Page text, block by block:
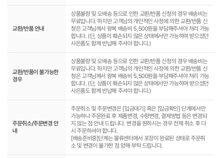
교환/반품 안내
상품불량 및 오배송 등으로 인한 교환/반품 신청의 경우 배송비는
무료입니다. 하지만 고객님의 개인적인 사정에 의한 교환/반품 신
청은 고객님께서 왕복 배송비 5,500원을 부담해주셔야 처리 가능
합니다. (단, 상품이 훼손되지 않은 상태에서만 가능하며 받으셨던
사은품도 함께 반납해 주셔야 합니다.)
교환/반품이 불가능한
경우
상품불량 및 오배송 등으로 인한 교환/반품 신청의 경우 배송비는
무료입니다. 하지만 고객님의 개인적인 사정에 의한 교환/반품 신
청은 고객님께서 왕복 배송비 5,500원을 부담해주셔야 처리 가능
합니다. (단, 상품이 훼손되지 않은 상태에서만 가능하며 받으셨던
사은품도 함께 반납해 주셔야 합니다.)
주문취소/주문변경 안
내
주문취소 및 주문변경은 [입금대기] 혹은 [입금확인] 단계에서만
가능하나 주문완료 후 제품변경, 수량변경, 결제방법 등은 변경되
지 않는 점 안내 드립니다. 변경을 원하시는 경우 전체 취소 후 다
시 주문하셔야 합니다.
[배송준비중]단계는 물류센터에서 포장이 완료된 상태로 주문취
소 및 변경이 불가한 점 양해 부탁 드립니다.